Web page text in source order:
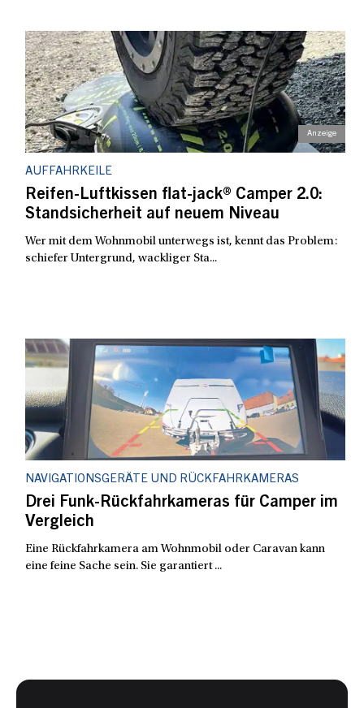
AUFFAHRKEILE
Reifen-Luftkissen flat-jack® Camper 2.0:
Standsicherheit auf neuem Niveau
Wer mit dem Wohnmobil unterwegs ist, kennt das Problem:
schiefer Untergrund, wackliger Sta...
NAVIGATIONSGERÄTE UND RÜCKFAHRKAMERAS
Drei Funk-Rückfahrkameras für Camper im
Vergleich
Eine Rückfahrkamera am Wohnmobil oder Caravan kann
eine feine Sache sein. Sie garantiert ...